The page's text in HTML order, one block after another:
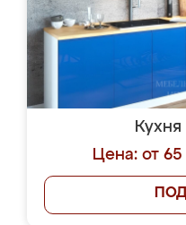
Цена: от